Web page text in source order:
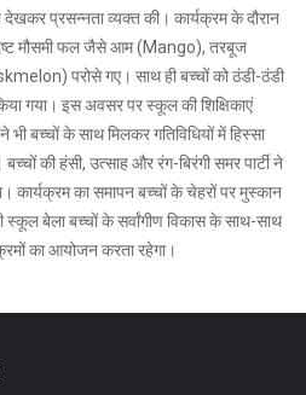
प्रसन्नता व्यक्त की। कार्यक्रम के दौरान
मौसमी फल जैसे आम (Mango), तरबूज
परोसे गए। साथ ही बच्चों को ठंडी-ठंडी
गया। इस अवसर पर स्कूल की शिक्षिकाएं
बच्चों के साथ मिलकर गतिविधियों में हिस्सा
की हंसी, उत्साह और रंग-बिरंगी समर पार्टी ने
कार्यक्रम का समापन बच्चों के चेहरों पर मुस्कान
बेला बच्चों के सर्वांगीण विकास के साथ-साथ
का आयोजन करता रहेगा।